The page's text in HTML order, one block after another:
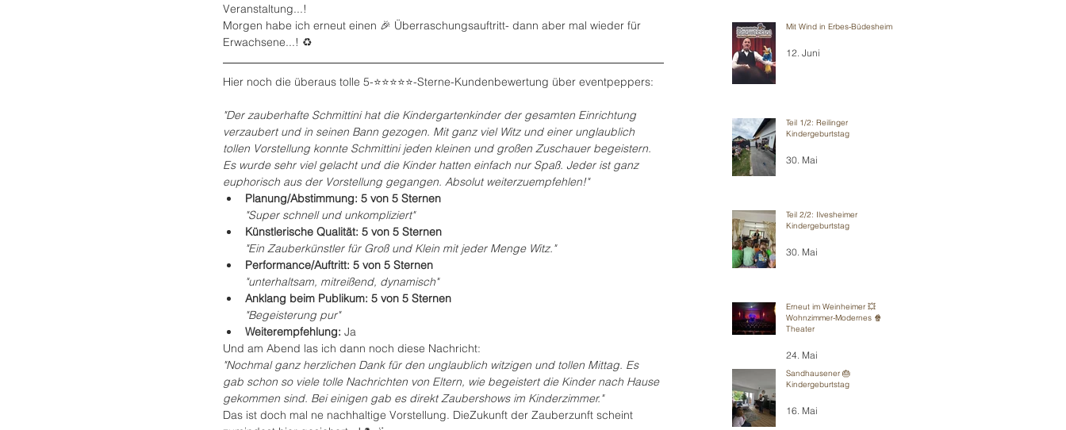
Veranstaltung...!
Morgen habe ich erneut einen 🎉 Überraschungsauftritt- dann aber mal wieder für
Erwachsene...! ♻️
Hier noch die überaus tolle 5-⭐️⭐️⭐️⭐️⭐️-Sterne-Kundenbewertung über eventpeppers:
"Der zauberhafte Schmittini hat die Kindergartenkinder der gesamten Einrichtung
verzaubert und in seinen Bann gezogen. Mit ganz viel Witz und einer unglaublich
tollen Vorstellung konnte Schmittini jeden kleinen und großen Zuschauer begeistern.
Es wurde sehr viel gelacht und die Kinder hatten einfach nur Spaß. Jeder ist ganz
euphorisch aus der Vorstellung gegangen. Absolut weiterzuempfehlen!"
Planung/Abstimmung: 5 von 5 Sternen
"Super schnell und unkompliziert"
Künstlerische Qualität: 5 von 5 Sternen
"Ein Zauberkünstler für Groß und Klein mit jeder Menge Witz."
Performance/Auftritt: 5 von 5 Sternen
"unterhaltsam, mitreißend, dynamisch"
Anklang beim Publikum: 5 von 5 Sternen
"Begeisterung pur"
Weiterempfehlung: Ja
Und am Abend las ich dann noch diese Nachricht:
"Nochmal ganz herzlichen Dank für den unglaublich witzigen und tollen Mittag. Es
gab schon so viele tolle Nachrichten von Eltern, wie begeistert die Kinder nach Hause
gekommen sind. Bei einigen gab es direkt Zaubershows im Kinderzimmer."
Das ist doch mal ne nachhaltige Vorstellung. DieZukunft der Zauberzunft scheint
Mit Wind in Erbes-Büdesheim
12. Juni
Teil 1/2: Reilinger
Kindergeburtstag
30. Mai
Teil 2/2: Ilvesheimer
Kindergeburtstag
30. Mai
Erneut im Weinheimer 💥
Wohnzimmer-Modernes 🍿
Theater
24. Mai
Sandhausener 🎂
Kindergeburtstag
16. Mai